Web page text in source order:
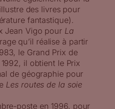
des livres pour
fantastique).
Jean Vigo pour La
qu’il réalise à partir
le Grand Prix de
il obtient le Prix
de géographie pour
Les routes de la soie
poste en 1996, pour